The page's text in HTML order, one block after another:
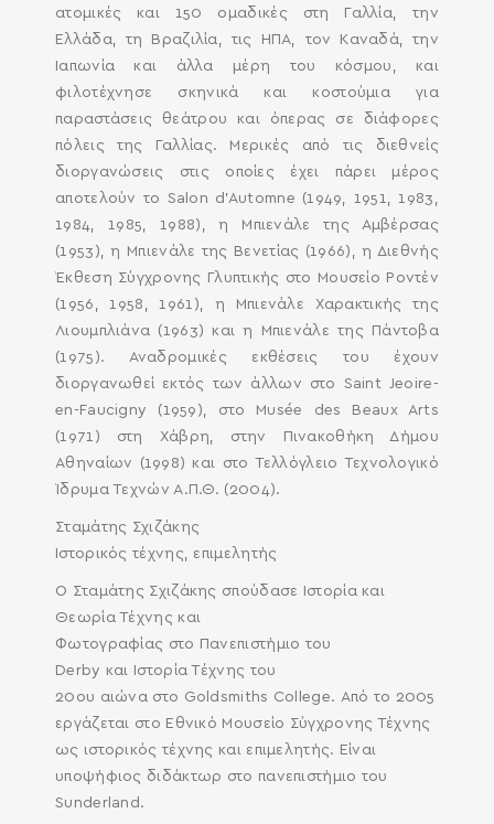
ατομικές και 150 ομαδικές στη Γαλλία, την
Ελλάδα, τη Βραζιλία, τις ΗΠΑ, τον Καναδά, την
Ιαπωνία και άλλα μέρη του κόσμου, και
φιλοτέχνησε σκηνικά και κοστούμια για
παραστάσεις θεάτρου και όπερας σε διάφορες
πόλεις της Γαλλίας. Μερικές από τις διεθνείς
διοργανώσεις στις οποίες έχει πάρει μέρος
αποτελούν το Salon d’Automne (1949, 1951, 1983,
1984, 1985, 1988), η Μπιενάλε της Αμβέρσας
(1953), η Μπιενάλε της Βενετίας (1966), η Διεθνής
Έκθεση Σύγχρονης Γλυπτικής στο Μουσείο Ροντέν
(1956, 1958, 1961), η Μπιενάλε Χαρακτικής της
Λιουμπλιάνα (1963) και η Μπιενάλε της Πάντοβα
(1975). Αναδρομικές εκθέσεις του έχουν
διοργανωθεί εκτός των άλλων στο Saint Jeoire-
en-Faucigny (1959), στο Musée des Beaux Arts
(1971) στη Χάβρη, στην Πινακοθήκη Δήμου
Αθηναίων (1998) και στο Τελλόγλειο Τεχνολογικό
Ίδρυμα Τεχνών Α.Π.Θ. (2004).
Σταμάτης Σχιζάκης
Ιστορικός τέχνης, επιμελητής
Ο Σταμάτης Σχιζάκης σπούδασε Ιστορία και
Θεωρία Τέχνης και
Φωτογραφίας στο Πανεπιστήμιο του
Derby και Ιστορία Τέχνης του
20ου αιώνα στο Goldsmiths College. Από το 2005
εργάζεται στο Εθνικό Μουσείο Σύγχρονης Τέχνης
ως ιστορικός τέχνης και επιμελητής. Είναι
υποψήφιος διδάκτωρ στο πανεπιστήμιο του
Sunderland.